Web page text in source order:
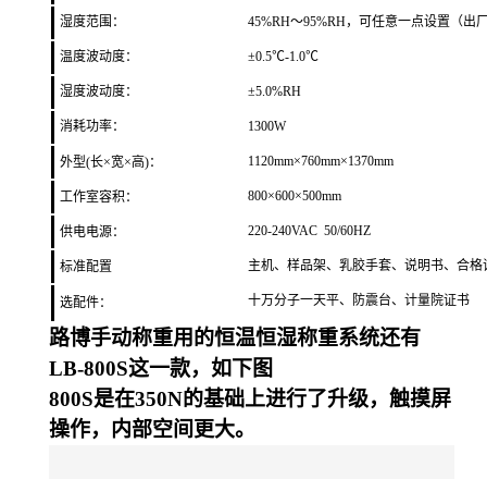
湿度范围： 45%RH～95%RH，可任意一点设置（出
温度波动度： ±0.5℃-1.0℃
湿度波动度： ±5.0%RH
消耗功率： 1300W
外型(长×宽×高)： 1120mm×760mm×1370mm
工作室容积： 800×600×500mm
供电电源： 220-240VAC 50/60HZ
标准配置 主机、样品架、乳胶手套、说明书、合格
选配件： 十万分子一天平、防震台、计量院证书
路博手动称重用的恒温恒湿称重系统还有
LB-800S这一款，如下图
800S是在350N的基础上进行了升级，触摸屏
操作，内部空间更大。